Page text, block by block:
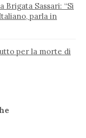
Brigata Sassari: “Si
parla in
per la morte di